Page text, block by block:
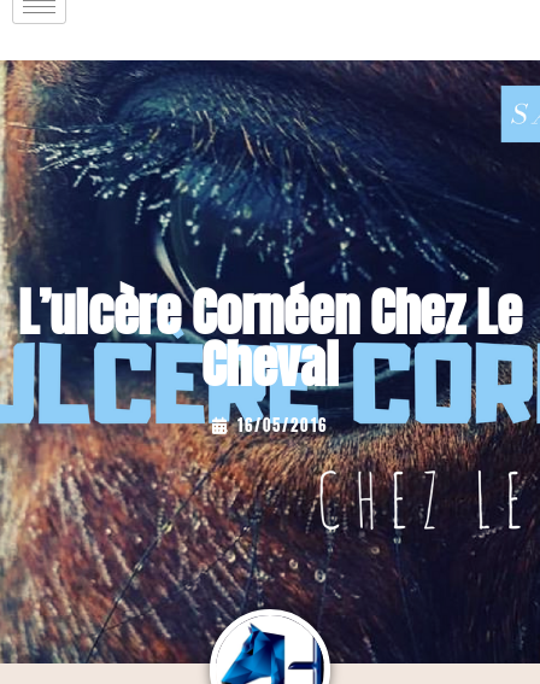
L’ulcère Cornéen Chez Le
Cheval
... 16/05/2016